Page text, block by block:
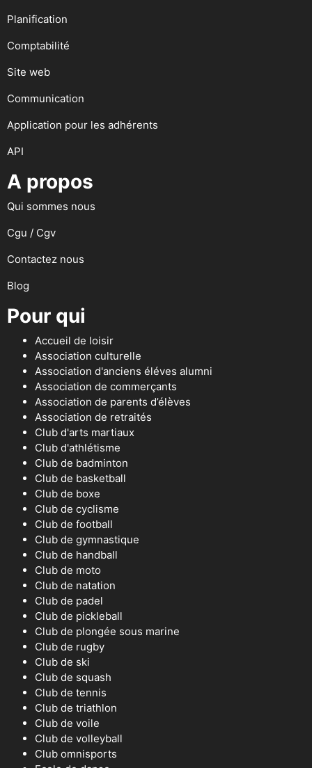
Planification
Comptabilité
Site web
Communication
Application pour les adhérents
API
A propos
Qui sommes nous
Cgu / Cgv
Contactez nous
Blog
Pour qui
Accueil de loisir
Association culturelle
Association d'anciens éléves alumni
Association de commerçants
Association de parents d’élèves
Association de retraités
Club d'arts martiaux
Club d'athlétisme
Club de badminton
Club de basketball
Club de boxe
Club de cyclisme
Club de football
Club de gymnastique
Club de handball
Club de moto
Club de natation
Club de padel
Club de pickleball
Club de plongée sous marine
Club de rugby
Club de ski
Club de squash
Club de tennis
Club de triathlon
Club de voile
Club de volleyball
Club omnisports